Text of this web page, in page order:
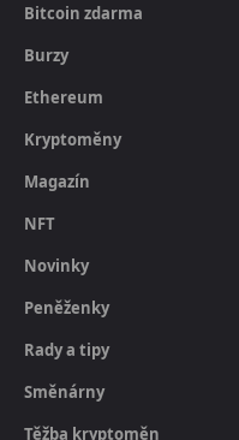
Bitcoin zdarma
Burzy
Ethereum
Kryptoměny
Magazín
NFT
Novinky
Peněženky
Rady a tipy
Směnárny
Těžba kryptoměn